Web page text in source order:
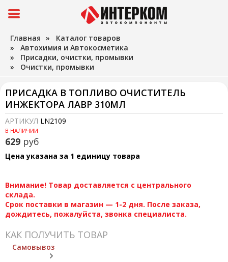
Главная » Каталог товаров
» Автохимия и Автокосметика
» Присадки, очистки, промывки
» Очистки, промывки
ПРИСАДКА В ТОПЛИВО ОЧИСТИТЕЛЬ
ИНЖЕКТОРА ЛАВР 310МЛ
АРТИКУЛ LN2109
В НАЛИЧИИ
629 руб
Цена указана за 1 единицу товара
Внимание! Товар доставляется с центрального
склада.
Срок поставки в магазин — 1-2 дня. После заказа,
дождитесь, пожалуйста, звонка специалиста.
КАК ПОЛУЧИТЬ ТОВАР
Самовывоз